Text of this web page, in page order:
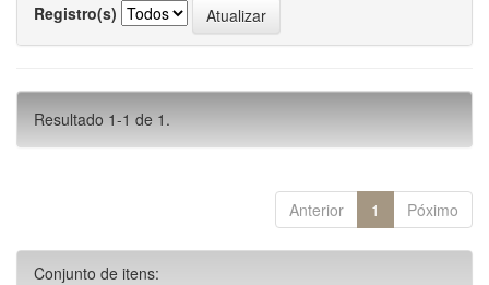
Registro(s)
Resultado 1-1 de 1.
Anterior 1 Póximo
Conjunto de itens: